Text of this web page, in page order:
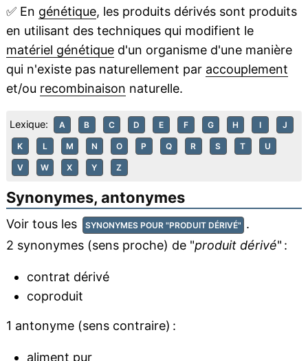
✅En génétique, les produits dérivés sont produits
en utilisant des techniques qui modifient le
matériel génétiqued'un organisme d'une manière
qui n'existe pas naturellement par accouplement
et/ou recombinaison naturelle.
Lexique: A B C D E F G H I J
K L M N O P Q R S T U
V W X Y Z
Synonymes, antonymes
Voir tous les SYNONYMES POUR "PRODUIT DÉRIVÉ" .
2 synonymes (sens proche) de "produit dérivé" :
contrat dérivé
coproduit
1 antonyme (sens contraire) :
aliment pur